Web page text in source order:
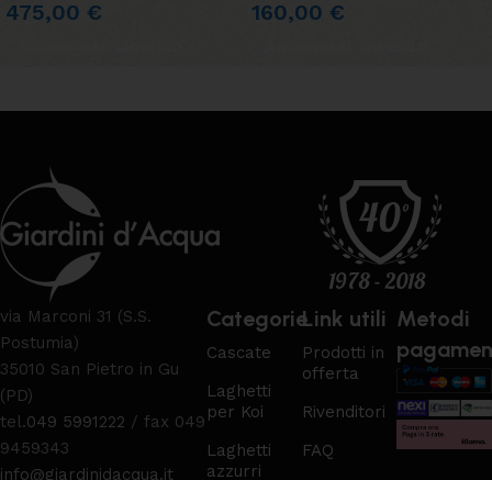
475,00 € 160,00 €
via Marconi 31 (S.S.
Postumia)
35010 San Pietro in Gu
(PD)
tel.049 5991222 / fax 049
9459343
info@giardinidacqua.it
Categorie
Cascate
Laghetti
per Koi
Laghetti
azzurri
Link utili
Prodotti in
offerta
Rivenditori
FAQ
Metodi